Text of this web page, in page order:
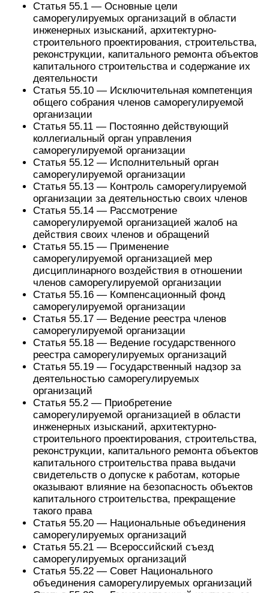
Статья 55.1 — Основные цели
саморегулируемых организаций в области
инженерных изысканий, архитектурно-
строительного проектирования, строительства,
реконструкции, капитального ремонта объектов
капитального строительства и содержание их
деятельности
Статья 55.10 — Исключительная компетенция
общего собрания членов саморегулируемой
организации
Статья 55.11 — Постоянно действующий
коллегиальный орган управления
саморегулируемой организации
Статья 55.12 — Исполнительный орган
саморегулируемой организации
Статья 55.13 — Контроль саморегулируемой
организации за деятельностью своих членов
Статья 55.14 — Рассмотрение
саморегулируемой организацией жалоб на
действия своих членов и обращений
Статья 55.15 — Применение
саморегулируемой организацией мер
дисциплинарного воздействия в отношении
членов саморегулируемой организации
Статья 55.16 — Компенсационный фонд
саморегулируемой организации
Статья 55.17 — Ведение реестра членов
саморегулируемой организации
Статья 55.18 — Ведение государственного
реестра саморегулируемых организаций
Статья 55.19 — Государственный надзор за
деятельностью саморегулируемых
организаций
Статья 55.2 — Приобретение
саморегулируемой организацией в области
инженерных изысканий, архитектурно-
строительного проектирования, строительства,
реконструкции, капитального ремонта объектов
капитального строительства права выдачи
свидетельств о допуске к работам, которые
оказывают влияние на безопасность объектов
капитального строительства, прекращение
такого права
Статья 55.20 — Национальные объединения
саморегулируемых организаций
Статья 55.21 — Всероссийский съезд
саморегулируемых организаций
Статья 55.22 — Совет Национального
объединения саморегулируемых организаций